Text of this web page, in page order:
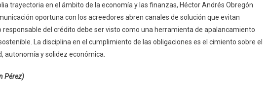
trayectoria en el ámbito de la economía y las finanzas, Héctor Andrés Obregón
oportuna con los acreedores abren canales de solución que evitan
del crédito debe ser visto como una herramienta de apalancamiento
La disciplina en el cumplimiento de las obligaciones es el cimiento sobre el
autonomía y solidez económica.
Pérez)